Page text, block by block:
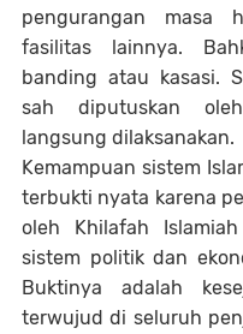
pengurangan masa
fasilitas lainnya.
banding atau kasasi.
sah diputuskan
langsung dilaksanakan.
Kemampuan sistem
terbukti nyata karena
oleh Khilafah
sistem politik dan
Buktinya adalah
terwujud di seluruh